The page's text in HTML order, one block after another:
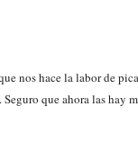
nos hace la labor de
que ahora las hay